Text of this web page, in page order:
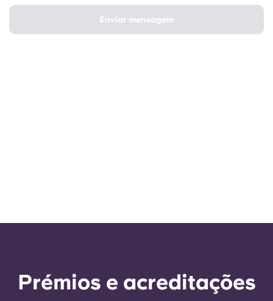
Enviar mensagem
Prémios e acreditações